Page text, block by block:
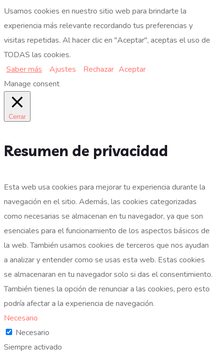
Usamos cookies en nuestro sitio web para brindarte la
experiencia más relevante recordando tus preferencias y
visitas repetidas. Al hacer clic en "Aceptar", aceptas el uso de
TODAS las cookies.
Saber más
Ajustes Rechazar Aceptar
Manage consent
Cerrar
Resumen de privacidad
Esta web usa cookies para mejorar tu experiencia durante la
navegación en el sitio. Además, las cookies categorizadas
como necesarias se almacenan en tu navegador, ya que son
esenciales para el funcionamiento de los aspectos básicos de
la web. También usamos cookies de terceros que nos ayudan
a analizar y entender como se usas esta web. Estas cookies
se almacenaran en tu navegador solo si das el consentimiento.
También tienes la opción de renunciar a las cookies, pero esto
podría afectar a la experiencia de navegación.
Necesario
Necesario
Siempre activado